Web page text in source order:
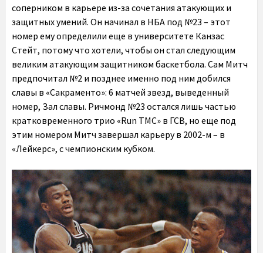
соперником в карьере из-за сочетания атакующих и
защитных умений. Он начинал в НБА под №23 – этот
номер ему определили еще в университете Канзас
Стейт, потому что хотели, чтобы он стал следующим
великим атакующим защитником баскетбола. Сам Митч
предпочитал №2 и позднее именно под ним добился
славы в «Сакраменто»: 6 матчей звезд, выведенный
номер, Зал славы. Ричмонд №23 остался лишь частью
кратковременного трио «Run TMC» в ГСВ, но еще под
этим номером Митч завершал карьеру в 2002-м – в
«Лейкерс», с чемпионским кубком.